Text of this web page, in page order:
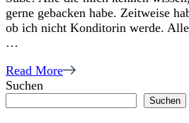
gerne gebacken habe. Zeitweise
ob ich nicht Konditorin werde.
…
Read More
Suchen
Suchen